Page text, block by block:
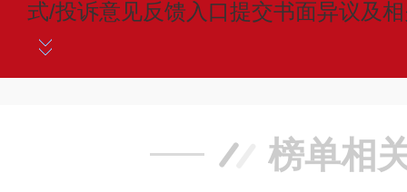
式/投诉意见反馈入口提交书面异议及
榜单相